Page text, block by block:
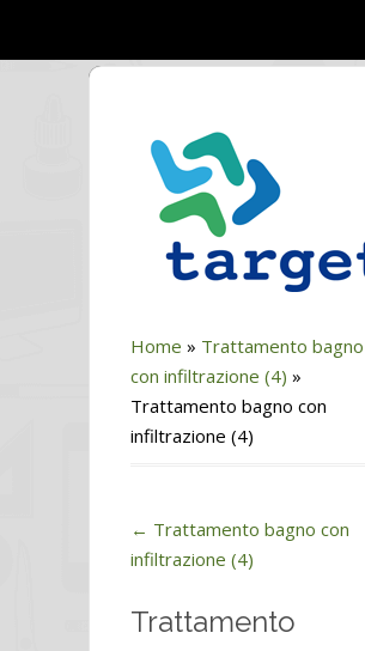
Home » Trattamento bagno
con infiltrazione (4) »
Trattamento bagno con
infiltrazione (4)
← Trattamento bagno con
infiltrazione (4)
Trattamento